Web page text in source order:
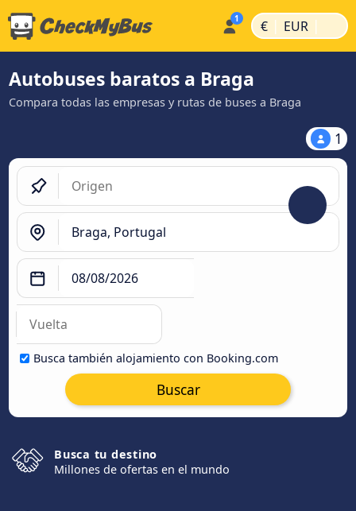
€ | EUR |
Autobuses baratos a Braga
Compara todas las empresas y rutas de buses a Braga
1
Busca también alojamiento con Booking.com
Buscar
Busca tu destino
Millones de ofertas en el mundo